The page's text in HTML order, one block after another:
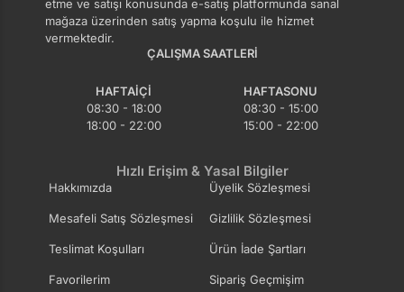
etme ve satışı konusunda e-satış platformunda sanal
mağaza üzerinden satış yapma koşulu ile hizmet
vermektedir.
ÇALIŞMA SAATLERI
HAFTAIÇI
08:30 - 18:00
18:00 - 22:00
HAFTASONU
08:30 - 15:00
15:00 - 22:00
Hızlı Erişim & Yasal Bilgiler
Hakkımızda Üyelik Sözleşmesi
Mesafeli Satış Sözleşmesi Gizlilik Sözleşmesi
Teslimat Koşulları Ürün İade Şartları
Favorilerim Sipariş Geçmişim